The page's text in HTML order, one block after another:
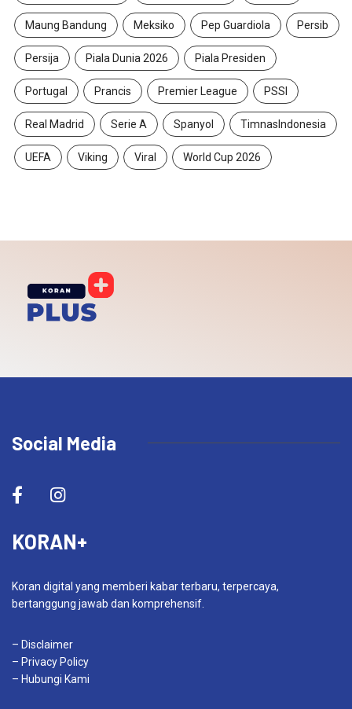
Maung Bandung Meksiko Pep Guardiola Persib
Persija Piala Dunia 2026 Piala Presiden
Portugal Prancis Premier League PSSI
Real Madrid Serie A Spanyol TimnasIndonesia
UEFA Viking Viral World Cup 2026
Social Media
KORAN+
Koran digital yang memberi kabar terbaru, terpercaya,
bertanggung jawab dan komprehensif.
– Disclaimer
– Privacy Policy
– Hubungi Kami